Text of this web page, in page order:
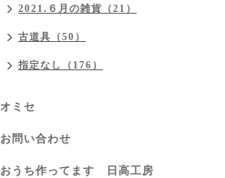
2021.６月の雑貨（21）
古道具（50）
指定なし（176）
オミセ
お問い合わせ
おうち作ってます 日高工房